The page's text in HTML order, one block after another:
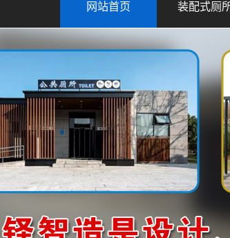
网站首页 装配式厕